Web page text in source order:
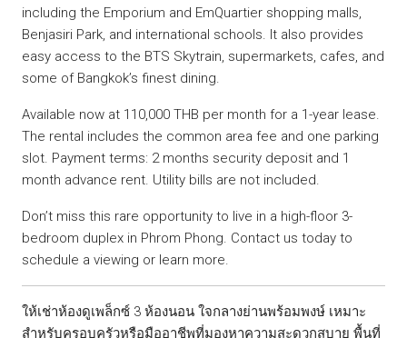
including the Emporium and EmQuartier shopping malls,
Benjasiri Park, and international schools. It also provides
easy access to the BTS Skytrain, supermarkets, cafes, and
some of Bangkok’s finest dining.
Available now at 110,000 THB per month for a 1-year lease.
The rental includes the common area fee and one parking
slot. Payment terms: 2 months security deposit and 1
month advance rent. Utility bills are not included.
Don’t miss this rare opportunity to live in a high-floor 3-
bedroom duplex in Phrom Phong. Contact us today to
schedule a viewing or learn more.
ให้เช่าห้องดูเพล็กซ์ 3 ห้องนอน ใจกลางย่านพร้อมพงษ์ เหมาะ
สำหรับครอบครัวหรือมืออาชีพที่มองหาความสะดวกสบาย พื้นที่